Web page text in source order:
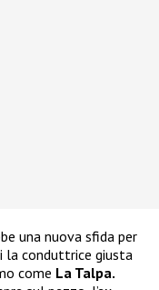
una nuova sfida per
la conduttrice giusta
come La Talpa.